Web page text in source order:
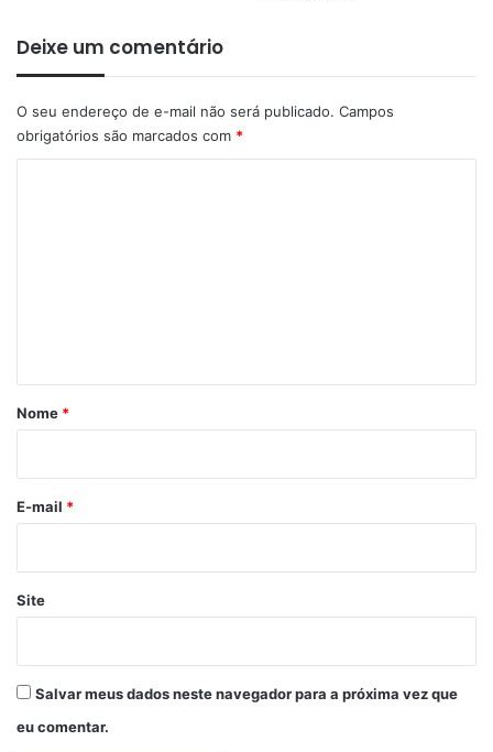
Deixe um comentário
O seu endereço de e-mail não será publicado. Campos
obrigatórios são marcados com *
r
*
Nome *
E-mail *
Site
Salvar meus dados neste navegador para a próxima vez que
eu comentar.